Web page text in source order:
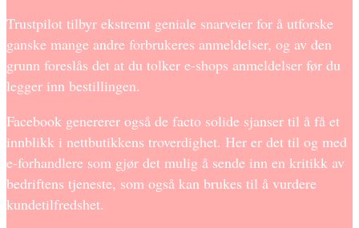
Trustpilot tilbyr ekstremt geniale snarveier for å utforske
ganske mange andre forbrukeres anmeldelser, og av den
grunn foreslås det at du tolker e-shops anmeldelser før du
legger inn bestillingen.
Facebook genererer også de facto solide sjanser til å få et
innblikk i nettbutikkens troverdighet. Her er det til og med
e-forhandlere som gjør det mulig å sende inn en kritikk av
bedriftens tjeneste, som også kan brukes til å vurdere
kundetilfredshet.